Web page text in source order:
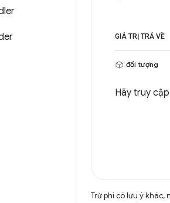
GIÁ TRỊ TRẢ VỀ
đối tượng
Hãy truy
Trừ phi có lưu ý khác,